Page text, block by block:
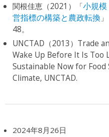
関根佳恵（2021）「小規
営指標の構築と農政転換
48。
UNCTAD（2013）Trade
Wake Up Before It Is Too
Sustainable Now for
Climate, UNCTAD.
2024年8月26日